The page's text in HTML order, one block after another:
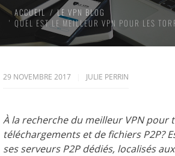
ACCUEIL
LE VPN BLOG
QUEL EST LE MEILLEUR VPN POUR LES
29 NOVEMBRE 2017 JULIE PERRIN
À la recherche du meilleur VPN pour
téléchargements et de fichiers P2P?
ses serveurs P2P dédiés, localisés